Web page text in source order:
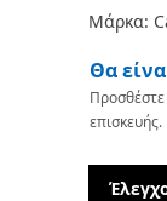
Μάρκα:
Θα
Προσθέστε
επισκευής.